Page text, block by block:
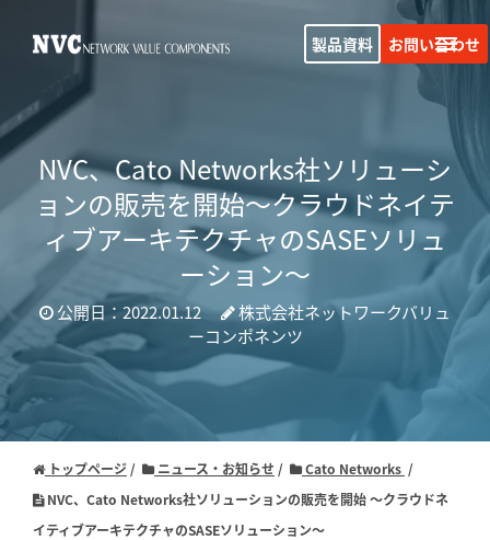
製品資料 お問い合わせ
NVC、Cato Networks社ソリューシ
ョンの販売を開始～クラウドネイテ
ィブアーキテクチャのSASEソリュ
ーション～
公開日：2022.01.12
株式会社ネットワークバリュ
ーコンポネンツ
トップページ ニュース・お知らせ
Cato Networks
NVC、Cato Networks社ソリューションの販売を開始 ～クラウドネ
イティブアーキテクチャのSASEソリューション～